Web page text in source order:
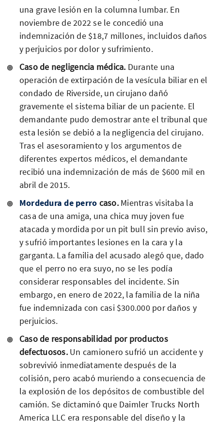
una grave lesión en la columna lumbar. En
noviembre de 2022 se le concedió una
indemnización de $18,7 millones, incluidos daños
y perjuicios por dolor y sufrimiento.
Caso de negligencia médica. Durante una
operación de extirpación de la vesícula biliar en el
condado de Riverside, un cirujano dañó
gravemente el sistema biliar de un paciente. El
demandante pudo demostrar ante el tribunal que
esta lesión se debió a la negligencia del cirujano.
Tras el asesoramiento y los argumentos de
diferentes expertos médicos, el demandante
recibió una indemnización de más de $600 mil en
abril de 2015.
Mordedura de perro caso.Mientras visitaba la
casa de una amiga, una chica muy joven fue
atacada y mordida por un pit bull sin previo aviso,
y sufrió importantes lesiones en la cara y la
garganta. La familia del acusado alegó que, dado
que el perro no era suyo, no se les podía
considerar responsables del incidente. Sin
embargo, en enero de 2022, la familia de la niña
fue indemnizada con casi $300.000 por daños y
perjuicios.
Caso de responsabilidad por productos
defectuosos.Un camionero sufrió un accidente y
sobrevivió inmediatamente después de la
colisión, pero acabó muriendo a consecuencia de
la explosión de los depósitos de combustible del
camión. Se dictaminó que Daimler Trucks North
America LLC era responsable del diseño y la